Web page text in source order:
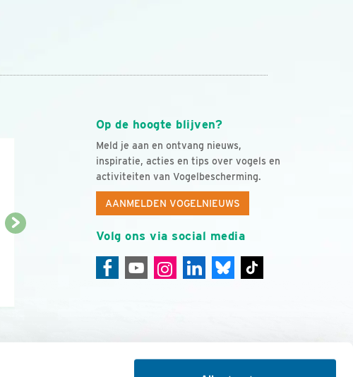
Op de hoogte blijven?
Meld je aan en ontvang nieuws,
inspiratie, acties en tips over vogels en
activiteiten van Vogelbescherming.
AANMELDEN VOGELNIEUWS
Volg ons via social media